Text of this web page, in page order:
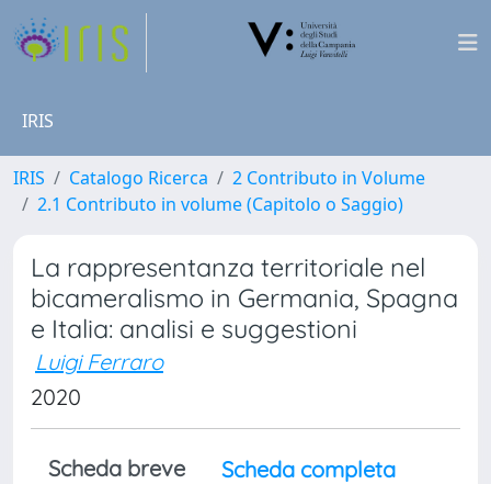
IRIS
IRIS Catalogo Ricerca
2 Contributo in Volume
2.1 Contributo in volume (Capitolo o Saggio)
La rappresentanza territoriale nel
bicameralismo in Germania, Spagna
e Italia: analisi e suggestioni
Luigi Ferraro
2020
Scheda breve
Scheda completa